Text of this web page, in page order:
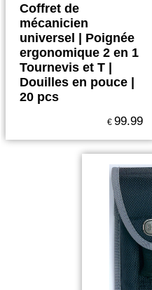
Coffret de
mécanicien
universel | Poignée
ergonomique 2 en 1
Tournevis et T |
Douilles en pouce |
20 pcs
€ 99.99